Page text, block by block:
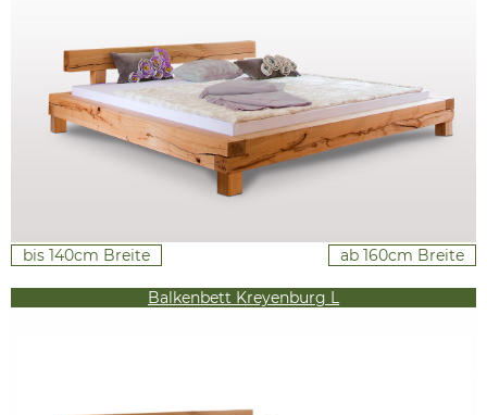
bis 140cm Breite ab 160cm Breite
Balkenbett Kreyenburg L